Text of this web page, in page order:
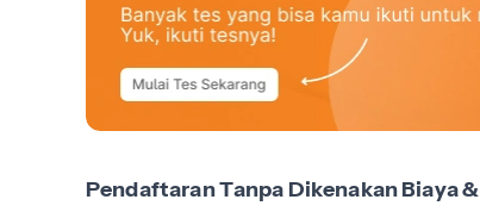
Pendaftaran Tanpa Dikenakan Biaya